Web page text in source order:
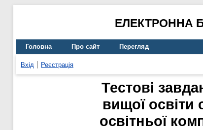
ЕЛЕКТРОННА
Головна Про сайт Перегляд
Вхід Реєстрація
Тестові
вищої освіти
освітньої